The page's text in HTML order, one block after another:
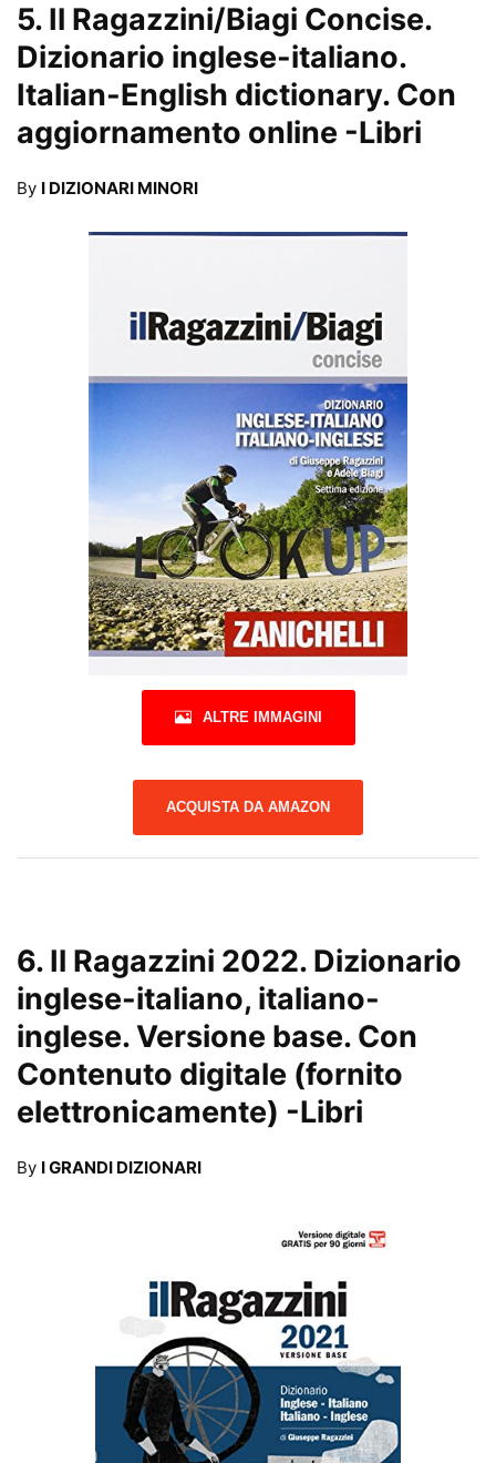
5. Il Ragazzini/Biagi Concise.
Dizionario inglese-italiano.
Italian-English dictionary. Con
aggiornamento online -Libri
By I DIZIONARI MINORI
ALTRE IMMAGINI
ACQUISTA DA AMAZON
6. Il Ragazzini 2022. Dizionario
inglese-italiano, italiano-
inglese. Versione base. Con
Contenuto digitale (fornito
elettronicamente) -Libri
By I GRANDI DIZIONARI